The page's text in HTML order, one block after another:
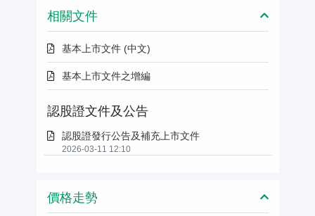
相關文件
基本上市文件 (中文)
基本上市文件之增編
認股證文件及公告
認股證發行公告及補充上市文件
2026-03-11 12:10
價格走勢